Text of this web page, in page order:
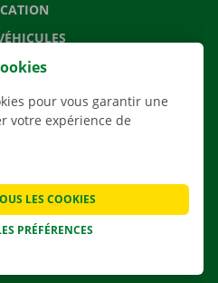
NOUS
pour vous garantir une
votre expérience de
PRÉFÉRENCES
LES COOKIES